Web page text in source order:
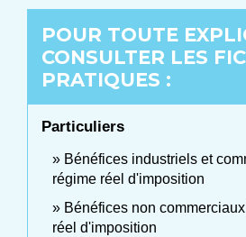
POUR TOUTE
CONSULTER LES
PRATIQUES :
Particuliers
Bénéfices industriels et
régime réel d'imposition
Bénéfices non
réel d'imposition